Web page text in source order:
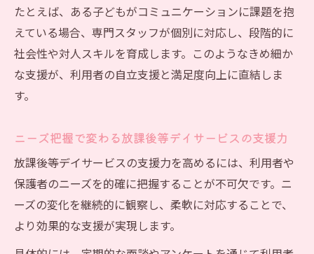
たとえば、ある子どもがコミュニケーションに課題を抱
えている場合、専門スタッフが個別に対応し、段階的に
社会性や対人スキルを育成します。このようなきめ細か
な支援が、利用者の自立支援と満足度向上に直結しま
す。
ニーズ把握で変わる放課後等デイサービスの支援力
放課後等デイサービスの支援力を高めるには、利用者や
保護者のニーズを的確に把握することが不可欠です。ニ
ーズの変化を継続的に観察し、柔軟に対応することで、
より効果的な支援が実現します。